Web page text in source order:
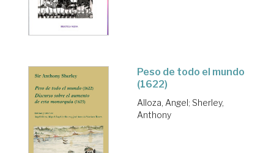
Peso de todo el mundo
(1622)
Alloza, Angel; Sherley,
Anthony